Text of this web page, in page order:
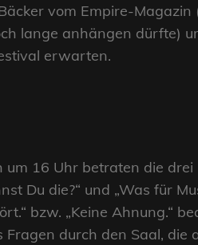
vom Empire-
lange anhängen dürfte)
erwarten.
um 16 Uhr betraten die
Du die?“ und „Was für
bzw. „Keine Ahnung.“
Fragen durch den Saal, die